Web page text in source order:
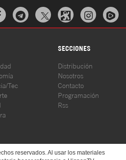
  
SECCIONES
Tec
Distribución
Nosotros
Contacto
Programación
Rss
reservados. Al usar los materiales